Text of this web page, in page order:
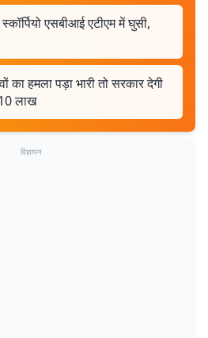
एसबीआई एटीएम में घुसी,
का हमला पड़ा भारी तो सरकार देगी
लाख
विज्ञापन